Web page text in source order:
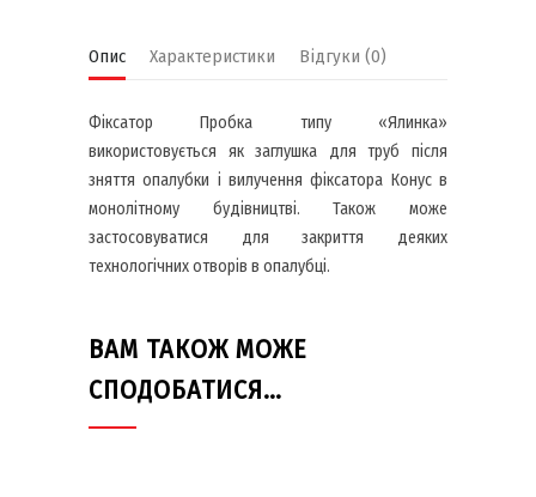
Опис Характеристики Відгуки (0)
Фіксатор Пробка типу «Ялинка»
використовується як заглушка для труб після
зняття опалубки і вилучення фіксатора Конус в
монолітному будівництві. Також може
застосовуватися для закриття деяких
технологічних отворів в опалубці.
ВАМ ТАКОЖ МОЖЕ
СПОДОБАТИСЯ…